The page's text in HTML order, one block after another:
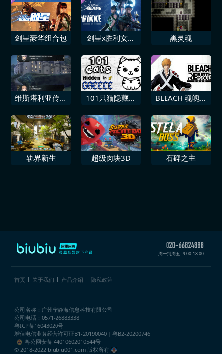
剑星豪华组合包
剑星x胜利女神
黑灵魂
维斯塔利亚传说
巫女
101只猫隐藏在
BLEACH 魂魄觉
“黑崎一护[千年
血战篇]”
轨界新生
超级肉块3D 石碑之主
周一到周五 9:00-18:00
首页 关于我们 产品介绍 隐私政策
公司名称：广州宁静海信息科技有限公司
公司电话：0571-26883338
粤ICP备16043020号
增值电信业务经营许可证B1-20190040 | 粤B2-20200746
粤公网安备 44010602010544号
© 2018-2022 biubiu001.com 版权所有